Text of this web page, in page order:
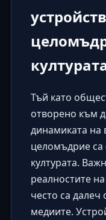
Тъй като
отворено към
динамиката на
целомъдрие са
културата.
реалностите на
често са далеч
медиите.